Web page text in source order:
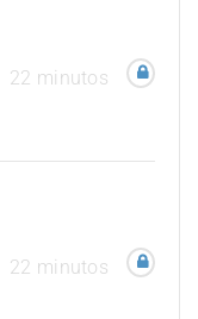
22 minutos
22 minutos